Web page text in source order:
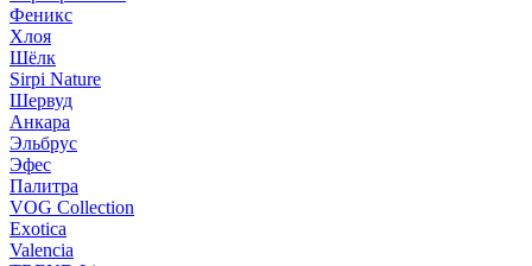
Феникс
Хлоя
Шёлк
Sirpi Nature
Шервуд
Анкара
Эльбрус
Эфес
Палитра
VOG Collection
Exotica
Valencia